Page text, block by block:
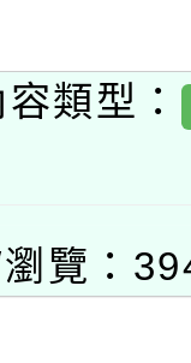
學辦理
校輔導
究院中
策研討
及學前
北場」
範大學
招生簡
-教案
前教育
疫苗接
類型：
覽：